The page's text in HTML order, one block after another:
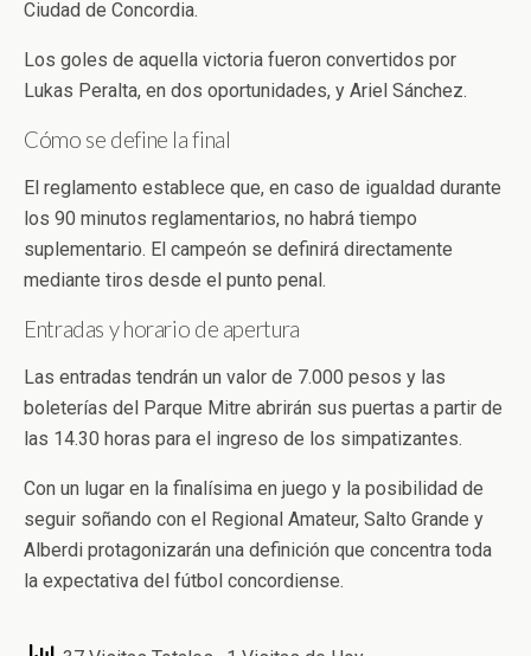
Ciudad de Concordia.
Los goles de aquella victoria fueron convertidos por
Lukas Peralta, en dos oportunidades, y Ariel Sánchez.
Cómo se define la final
El reglamento establece que, en caso de igualdad durante
los 90 minutos reglamentarios, no habrá tiempo
suplementario. El campeón se definirá directamente
mediante tiros desde el punto penal.
Entradas y horario de apertura
Las entradas tendrán un valor de 7.000 pesos y las
boleterías del Parque Mitre abrirán sus puertas a partir de
las 14.30 horas para el ingreso de los simpatizantes.
Con un lugar en la finalísima en juego y la posibilidad de
seguir soñando con el Regional Amateur, Salto Grande y
Alberdi protagonizarán una definición que concentra toda
la expectativa del fútbol concordiense.